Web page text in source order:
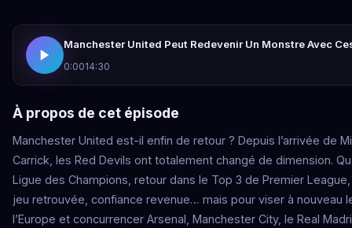
Manchester United Peut Redevenir Un Monstre Avec
0:0014:30
À propos de cet épisode
Manchester United est-il enfin de retour ? Depuis l’arrivée de
Carrick, les Red Devils ont totalement changé de dimension.
Ligue des Champions, retour dans le Top 3 de Premier
jeu retrouvée, confiance revenue… mais pour viser à nouveau
l’Europe et concurrencer Arsenal, Manchester City, le Real